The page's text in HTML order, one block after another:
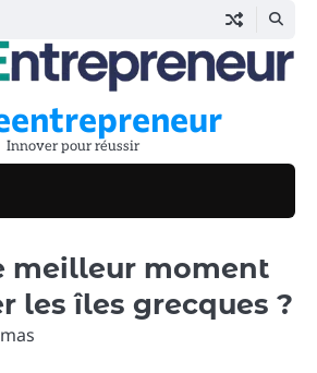
Innover pour réussir
meilleur moment
les îles grecques ?